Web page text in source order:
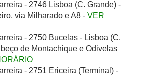
- 2746 Lisboa (C. Grande) -
via Milharado e A8 - VER
- 2750 Bucelas - Lisboa (C.
de Montachique e Odivelas
- 2751 Ericeira (Terminal) -